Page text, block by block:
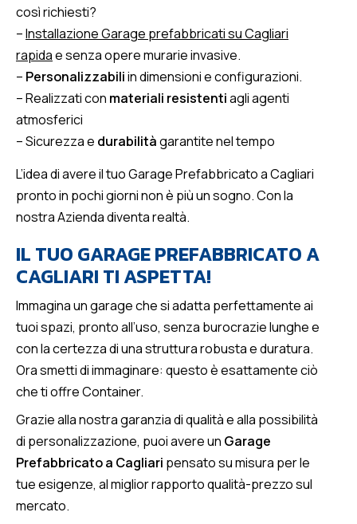
così richiesti?
–Installazione Garage prefabbricati su Cagliari
rapidae senza opere murarie invasive.
– Personalizzabiliin dimensioni e configurazioni.
– Realizzati con materiali resistentiagli agenti
atmosferici
– Sicurezza e durabilitàgarantite nel tempo
L’idea di avere il tuo Garage Prefabbricato a Cagliari
pronto in pochi giorni non è più un sogno. Con la
nostra Azienda diventa realtà.
IL TUO GARAGE PREFABBRICATO A
CAGLIARI TI ASPETTA!
Immagina un garage che si adatta perfettamente ai
tuoi spazi, pronto all’uso, senza burocrazie lunghe e
con la certezza di una struttura robusta e duratura.
Ora smetti di immaginare: questo è esattamente ciò
che ti offre Container.
Grazie alla nostra garanzia di qualità e alla possibilità
di personalizzazione, puoi avere un Garage
Prefabbricato a Cagliari pensato su misura per le
tue esigenze, al miglior rapporto qualità-prezzo sul
mercato.